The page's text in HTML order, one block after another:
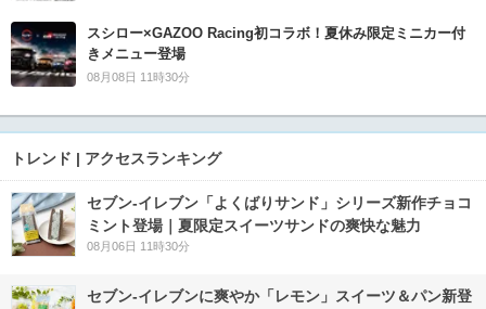
スシロー×GAZOO Racing初コラボ！夏休み限定ミニカー付
きメニュー登場
08月08日 11時30分
トレンド | アクセスランキング
セブン‐イレブン「よくばりサンド」シリーズ新作チョコ
ミント登場｜夏限定スイーツサンドの爽快な魅力
08月06日 11時30分
セブン‐イレブンに爽やか「レモン」スイーツ＆パン新登